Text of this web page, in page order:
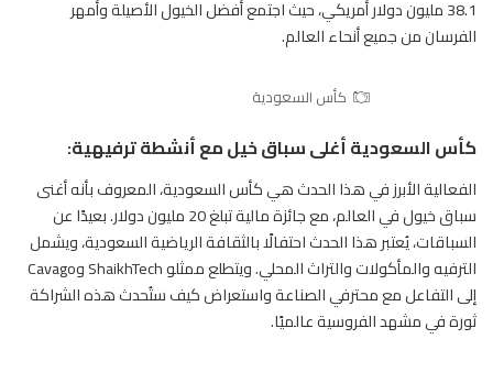
38.1 مليون دولار أمريكي، حيث اجتمع أفضل الخيول الأصيلة وأمهر
الفرسان من جميع أنحاء العالم.
كأس السعودية
كأس السعودية أغلى سباق خيل مع أنشطة ترفيهية:
الفعالية الأبرز في هذا الحدث هي كأس السعودية، المعروف بأنه أغنى
سباق خيول في العالم، مع جائزة مالية تبلغ 20 مليون دولار. بعيدًا عن
السباقات، يُعتبر هذا الحدث احتفالًا بالثقافة الرياضية السعودية، ويشمل
الترفيه والمأكولات والتراث المحلي. ويتطلع ممثلو ShaikhTech وCavago
إلى التفاعل مع محترفي الصناعة واستعراض كيف ستُحدث هذه الشراكة
ثورة في مشهد الفروسية عالميًا.